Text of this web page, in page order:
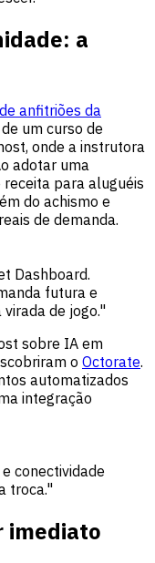
a
anfitriões da
um curso de
onde a instrutora
adotar uma
para aluguéis
do achismo e
de demanda.
Dashboard.
futura e
de jogo."
sobre IA em
o Octorate.
automatizados
integração
conectividade
troca."
imediato